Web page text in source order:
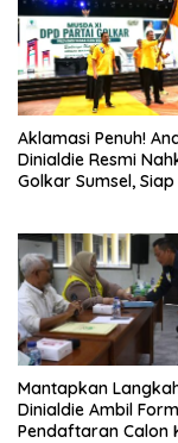
Aklamasi Penuh!
Dinialdie Resmi
Golkar Sumsel, Siap
Mantapkan
Dinialdie Ambil
Pendaftaran Calon